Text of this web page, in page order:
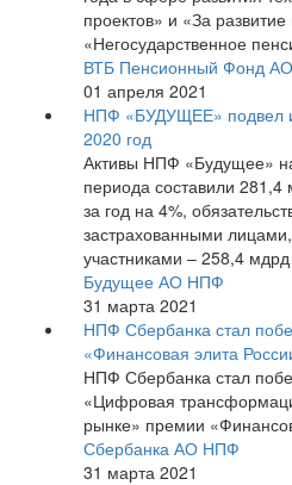
проектов» и «За развитие
«Негосударственное
ВТБ Пенсионный Фонд
01 апреля 2021
НПФ «БУДУЩЕЕ» подвел
2020 год
Активы НПФ «Будущее»
периода составили
за год на 4%,
застрахованными
участниками – 258,4
Будущее АО НПФ
31 марта 2021
НПФ Сбербанка стал
«Финансовая элита
НПФ Сбербанка стал
«Цифровая
рынке» премии
Сбербанка АО НПФ
31 марта 2021